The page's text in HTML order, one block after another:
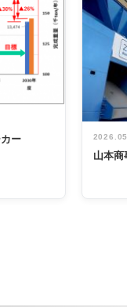
ー
山本商